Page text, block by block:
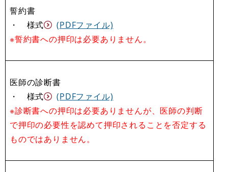
誓約書
・ 様式
(PDFファイル)
※誓約書への押印は必要ありません。
医師の診断書
・ 様式
(PDFファイル)
※診断書への押印は必要ありませんが、医師の判断
で押印の必要性を認めて押印されることを否定する
ものではありません。